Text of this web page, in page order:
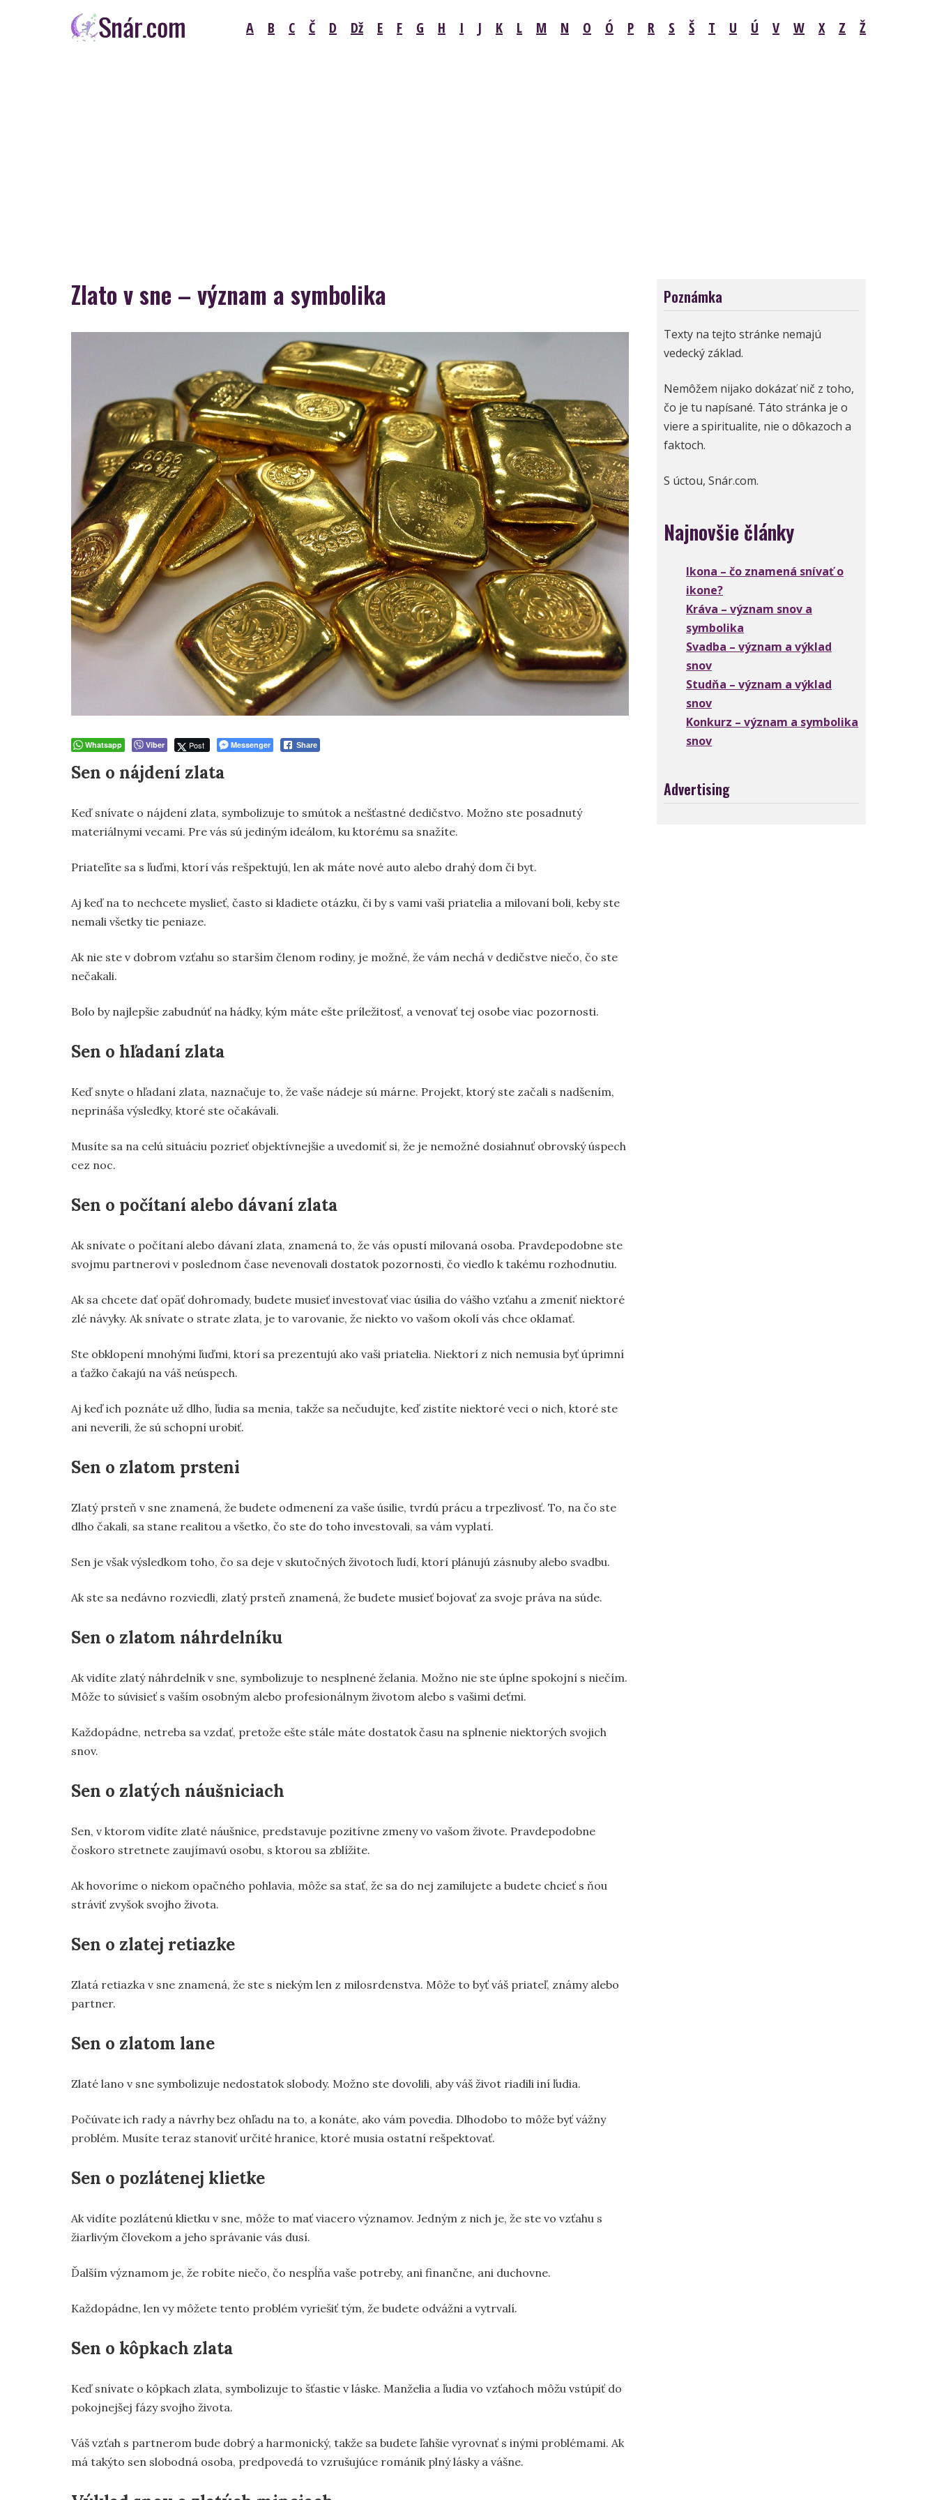
A B C Č D Dž E F G H I J K L M N O Ó P R S Š T U Ú V W X Z Ž
Zlato v sne – význam a symbolika
Whatsapp Viber Post Messenger Share
Sen o nájdení zlata
Keď snívate o nájdení zlata, symbolizuje to smútok a nešťastné dedičstvo. Možno ste posadnutý
materiálnymi vecami. Pre vás sú jediným ideálom, ku ktorému sa snažíte.
Priateľíte sa s ľuďmi, ktorí vás rešpektujú, len ak máte nové auto alebo drahý dom či byt.
Aj keď na to nechcete myslieť, často si kladiete otázku, či by s vami vaši priatelia a milovaní boli, keby ste
nemali všetky tie peniaze.
Ak nie ste v dobrom vzťahu so starším členom rodiny, je možné, že vám nechá v dedičstve niečo, čo ste
nečakali.
Bolo by najlepšie zabudnúť na hádky, kým máte ešte príležitosť, a venovať tej osobe viac pozornosti.
Sen o hľadaní zlata
Keď snyte o hľadaní zlata, naznačuje to, že vaše nádeje sú márne. Projekt, ktorý ste začali s nadšením,
neprináša výsledky, ktoré ste očakávali.
Musíte sa na celú situáciu pozrieť objektívnejšie a uvedomiť si, že je nemožné dosiahnuť obrovský úspech
cez noc.
Sen o počítaní alebo dávaní zlata
Ak snívate o počítaní alebo dávaní zlata, znamená to, že vás opustí milovaná osoba. Pravdepodobne ste
svojmu partnerovi v poslednom čase nevenovali dostatok pozornosti, čo viedlo k takému rozhodnutiu.
Ak sa chcete dať opäť dohromady, budete musieť investovať viac úsilia do vášho vzťahu a zmeniť niektoré
zlé návyky. Ak snívate o strate zlata, je to varovanie, že niekto vo vašom okolí vás chce oklamať.
Ste obklopení mnohými ľuďmi, ktorí sa prezentujú ako vaši priatelia. Niektorí z nich nemusia byť úprimní
a ťažko čakajú na váš neúspech.
Aj keď ich poznáte už dlho, ľudia sa menia, takže sa nečudujte, keď zistíte niektoré veci o nich, ktoré ste
ani neverili, že sú schopní urobiť.
Sen o zlatom prsteni
Zlatý prsteň v sne znamená, že budete odmenení za vaše úsilie, tvrdú prácu a trpezlivosť. To, na čo ste
dlho čakali, sa stane realitou a všetko, čo ste do toho investovali, sa vám vyplatí.
Sen je však výsledkom toho, čo sa deje v skutočných životoch ľudí, ktorí plánujú zásnuby alebo svadbu.
Ak ste sa nedávno rozviedli, zlatý prsteň znamená, že budete musieť bojovať za svoje práva na súde.
Sen o zlatom náhrdelníku
Ak vidíte zlatý náhrdelník v sne, symbolizuje to nesplnené želania. Možno nie ste úplne spokojní s niečím.
Môže to súvisieť s vaším osobným alebo profesionálnym životom alebo s vašimi deťmi.
Každopádne, netreba sa vzdať, pretože ešte stále máte dostatok času na splnenie niektorých svojich
snov.
Sen o zlatých náušniciach
Sen, v ktorom vidíte zlaté náušnice, predstavuje pozitívne zmeny vo vašom živote. Pravdepodobne
čoskoro stretnete zaujímavú osobu, s ktorou sa zblížite.
Ak hovoríme o niekom opačného pohlavia, môže sa stať, že sa do nej zamilujete a budete chcieť s ňou
stráviť zvyšok svojho života.
Sen o zlatej retiazke
Zlatá retiazka v sne znamená, že ste s niekým len z milosrdenstva. Môže to byť váš priateľ, známy alebo
partner.
Sen o zlatom lane
Zlaté lano v sne symbolizuje nedostatok slobody. Možno ste dovolili, aby váš život riadili iní ľudia.
Počúvate ich rady a návrhy bez ohľadu na to, a konáte, ako vám povedia. Dlhodobo to môže byť vážny
problém. Musíte teraz stanoviť určité hranice, ktoré musia ostatní rešpektovať.
Sen o pozlátenej klietke
Ak vidíte pozlátenú klietku v sne, môže to mať viacero významov. Jedným z nich je, že ste vo vzťahu s
žiarlivým človekom a jeho správanie vás dusí.
Ďalším významom je, že robíte niečo, čo nespĺňa vaše potreby, ani finančne, ani duchovne.
Každopádne, len vy môžete tento problém vyriešiť tým, že budete odvážni a vytrvalí.
Sen o kôpkach zlata
Keď snívate o kôpkach zlata, symbolizuje to šťastie v láske. Manželia a ľudia vo vzťahoch môžu vstúpiť do
pokojnejšej fázy svojho života.
Váš vzťah s partnerom bude dobrý a harmonický, takže sa budete ľahšie vyrovnať s inými problémami. Ak
má takýto sen slobodná osoba, predpovedá to vzrušujúce románik plný lásky a vášne.
Poznámka
Texty na tejto stránke nemajú
vedecký základ.
Nemôžem nijako dokázať nič z toho,
čo je tu napísané. Táto stránka je o
viere a spiritualite, nie o dôkazoch a
faktoch.
S úctou, Snár.com.
Najnovšie články
Ikona – čo znamená snívať o
ikone?
Kráva – význam snov a
symbolika
Svadba – význam a výklad
snov
Studňa – význam a výklad
snov
Konkurz – význam a symbolika
snov
Advertising